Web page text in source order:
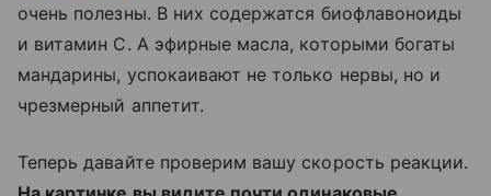
очень полезны. В них содержатся биофлавоноиды
и витамин С. А эфирные масла, которыми богаты
мандарины, успокаивают не только нервы, но и
чрезмерный аппетит.
Теперь давайте проверим вашу скорость реакции.